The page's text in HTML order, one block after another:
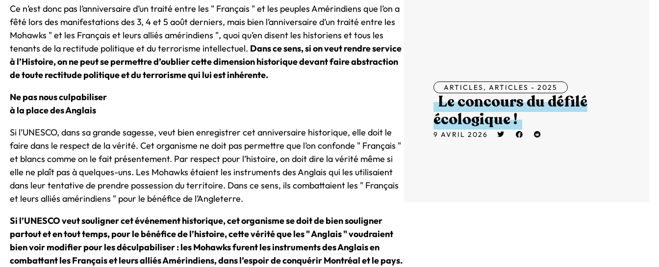
Ce n’est donc pas l’anniversaire d’un traité entre les " Français " et les peuples Amérindiens que l’on a
fêté lors des manifestations des 3, 4 et 5 août derniers, mais bien l’anniversaire d’un traité entre les
Mohawks " et les Français et leurs alliés amérindiens ", quoi qu’en disent les historiens et tous les
tenants de la rectitude politique et du terrorisme intellectuel. Dans ce sens, si on veut rendre service
à l’Histoire, on ne peut se permettre d’oublier cette dimension historique devant faire abstraction
de toute rectitude politique et du terrorisme qui lui est inhérente.
Ne pas nous culpabiliser
à la place des Anglais
Si l’UNESCO, dans sa grande sagesse, veut bien enregistrer cet anniversaire historique, elle doit le
faire dans le respect de la vérité. Cet organisme ne doit pas permettre que l’on confonde " Français "
et blancs comme on le fait présentement. Par respect pour l’histoire, on doit dire la vérité même si
elle ne plaît pas à quelques-uns. Les Mohawks étaient les instruments des Anglais qui les utilisaient
dans leur tentative de prendre possession du territoire. Dans ce sens, ils combattaient les " Français
et leurs alliés amérindiens " pour le bénéfice de l’Angleterre.
Si l’UNESCO veut souligner cet événement historique, cet organisme se doit de bien souligner
partout et en tout temps, pour le bénéfice de l’histoire, cette vérité que les " Anglais " voudraient
bien voir modifier pour les déculpabiliser : les Mohawks furent les instruments des Anglais en
combattant les Français et leurs alliés Amérindiens, dans l’espoir de conquérir Montréal et le pays.
ARTICLES, ARTICLES - 2025
Le concours du défilé
écologique !
9 AVRIL 2026